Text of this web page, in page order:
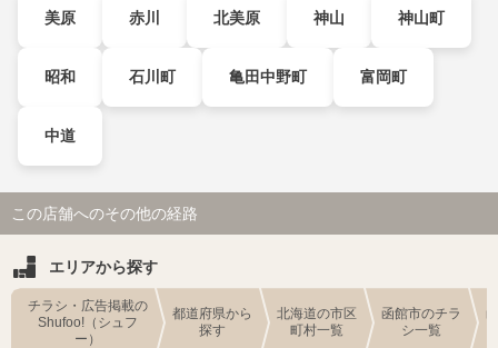
美原 赤川 北美原 神山 神山町
昭和 石川町 亀田中野町 富岡町
中道
この店舗へのその他の経路
エリアから探す
チラシ・広告掲載の
Shufoo!（シュフ
ー）
都道府県から
探す
北海道の市区
町村一覧
函館市のチラ
シ一覧